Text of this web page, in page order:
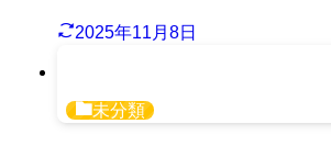
2025年11月8日
未分類